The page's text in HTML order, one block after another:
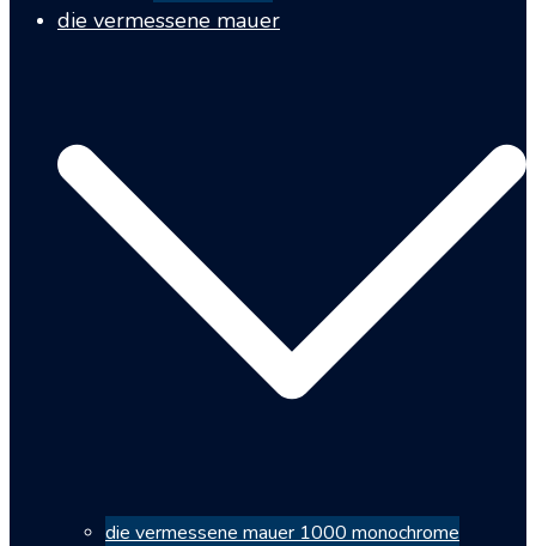
die vermessene mauer
die vermessene mauer 1000 monochrome